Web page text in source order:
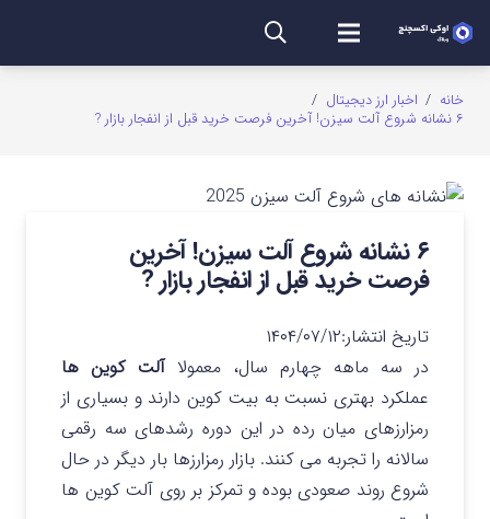
خانه / اخبار ارز دیجیتال /
۶ نشانه شروع آلت سیزن! آخرین فرصت خرید قبل از انفجار بازار ?
۶ نشانه شروع آلت سیزن! آخرین
فرصت خرید قبل از انفجار بازار ?
تاریخ انتشار:۱۴۰۴/۰۷/۱۲
در سه ماهه چهارم سال، معمولاآلت کوین ها
عملکرد بهتری نسبت به بیت کوین دارند و بسیاری از
رمزارزهای میان رده در این دوره رشدهای سه رقمی
سالانه را تجربه می کنند. بازار رمزارزها بار دیگر در حال
شروع روند صعودی بوده و تمرکز بر روی آلت کوین ها